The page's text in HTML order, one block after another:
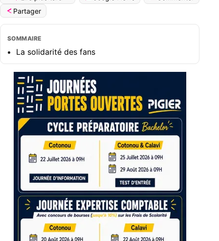
Partager
SOMMAIRE
La solidarité des fans